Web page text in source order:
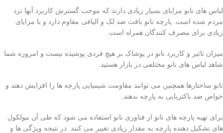
لباس های نانو مزایای بسیار زیادی دارند که موجب گسترش کاربرد آنها نزد
مردم شده است. پارچه نانو بافت ضد لک و الیافی مقاوم دارد و با مزایای
زیادی برای مصرف کنندگان همراه است.
میزان تاثیر و کاربرد نانو در پوشاک بر هیچ فردی پوشیده نیست و امروزه شما
شاهد لباس های نانو مختلفی در بازار هستید.
نانو ساختارها همچنین می توانند مقاومت شیمیایی پارچه ها را افزایش دهند و
خواص ضد باکتریایی به پارچه بدهند.
برای تهیه پارچه های نانو از فناوری نانو استفاده می شود که طی آن مولکول
های تشکیل دهنده پارچه به مقدار زیادی تغییر می کنند. در نتیجه ویژگی ها و